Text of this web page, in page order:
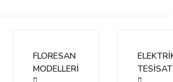
FLORESAN
MODELLERİ
TESİSAT